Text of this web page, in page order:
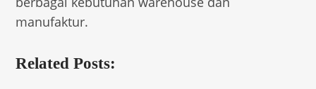
manufaktur.
Related Posts: